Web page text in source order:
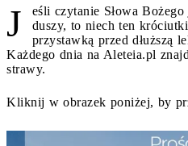
J
eśli czytanie Słowa
duszy, to niech ten
przystawką przed dłuższą
Każdego dnia na Aleteia.pl
strawy.
Kliknij w obrazek poniżej, by